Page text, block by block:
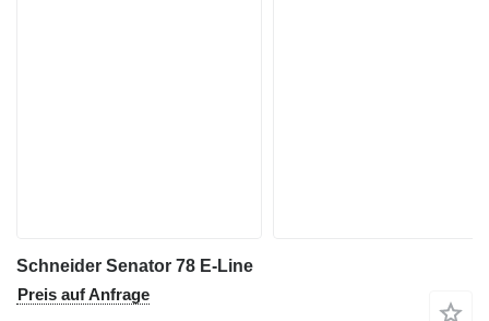
Schneider Senator 78 E-Line
Preis auf Anfrage